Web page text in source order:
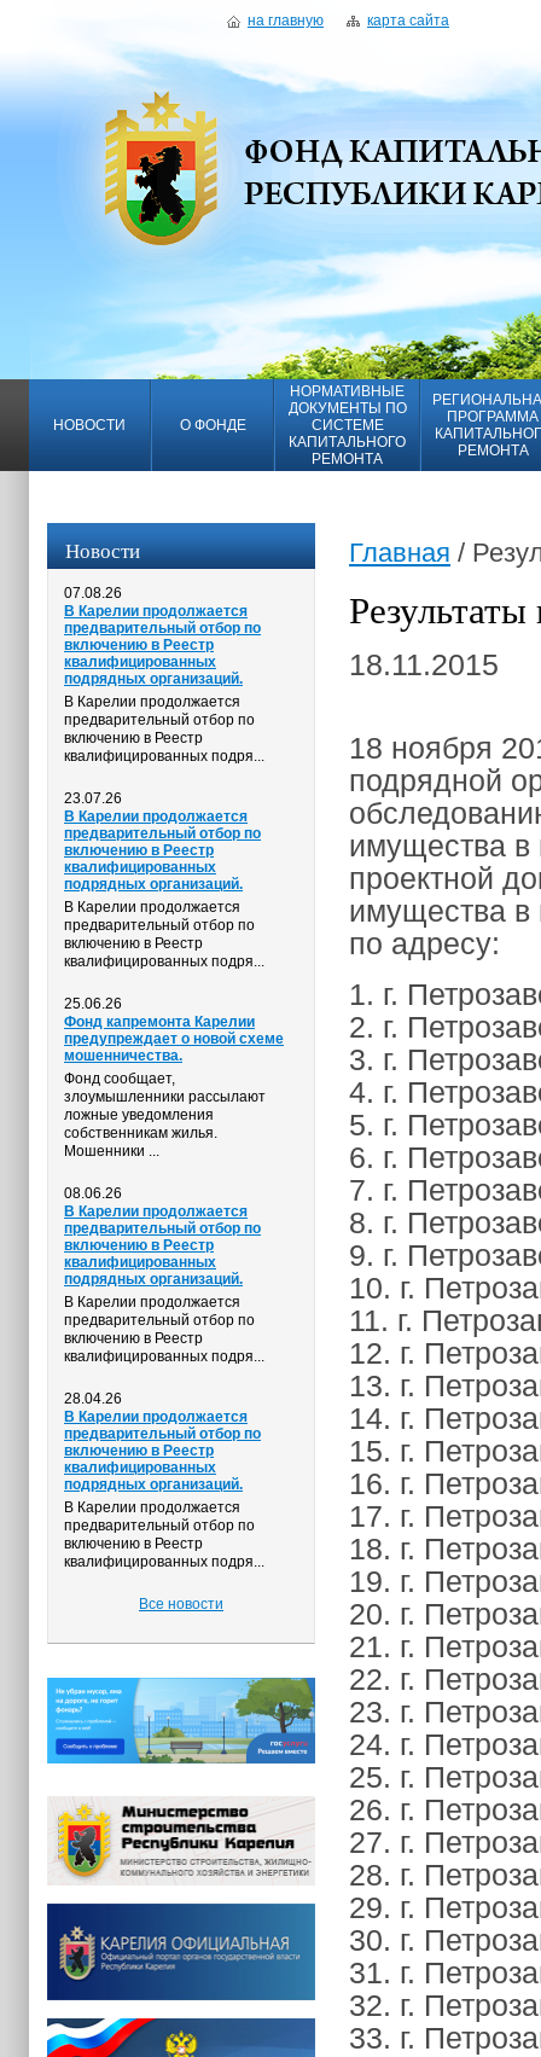
на главную карта сайта
НОВОСТИ О ФОНДЕ
НОРМАТИВНЫЕ
ДОКУМЕНТЫ ПО
СИСТЕМЕ
КАПИТАЛЬНОГО
РЕМОНТА
ПРОГРАММА
РЕМОНТА
Новости
07.08.26
В Карелии продолжается
предварительный отбор по
включению в Реестр
квалифицированных
подрядных организаций.
В Карелии продолжается
предварительный отбор по
включению в Реестр
квалифицированных подря...
23.07.26
В Карелии продолжается
предварительный отбор по
включению в Реестр
квалифицированных
подрядных организаций.
В Карелии продолжается
предварительный отбор по
включению в Реестр
квалифицированных подря...
25.06.26
Фонд капремонта Карелии
предупреждает о новой схеме
мошенничества.
Фонд сообщает,
злоумышленники рассылают
ложные уведомления
собственникам жилья.
Мошенники ...
08.06.26
В Карелии продолжается
предварительный отбор по
включению в Реестр
квалифицированных
подрядных организаций.
В Карелии продолжается
предварительный отбор по
включению в Реестр
квалифицированных подря...
28.04.26
В Карелии продолжается
предварительный отбор по
включению в Реестр
квалифицированных
подрядных организаций.
В Карелии продолжается
предварительный отбор по
включению в Реестр
квалифицированных подря...
Все новости
Главная /
18.11.2015
18 ноября
подрядной
имущества в
проектной
имущества в
по адресу:
1. г.
2. г.
3. г.
4. г.
5. г.
6. г.
7. г.
8. г.
9. г.
10. г.
11. г.
12. г.
13. г.
14. г.
15. г.
16. г.
17. г.
18. г.
19. г.
20. г.
21. г.
22. г.
23. г.
24. г.
25. г.
26. г.
27. г.
28. г.
29. г.
30. г.
31. г.
32. г.
33. г.